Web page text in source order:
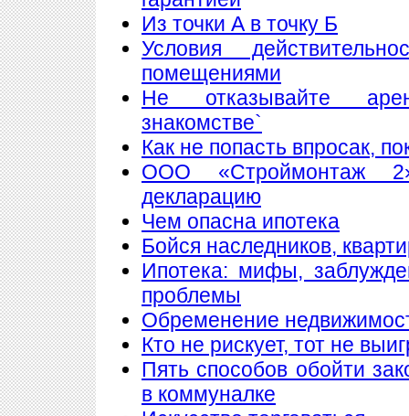
Из точки А в точку Б
Условия
помещениями
Не отказывайте
знакомстве`
Как не попасть впросак,
ООО «Строймонтаж
декларацию
Чем опасна ипотека
Бойся наследников,
Ипотека: мифы,
проблемы
Обременение
Кто не рискует, тот не
Пять способов обойти
в коммуналке